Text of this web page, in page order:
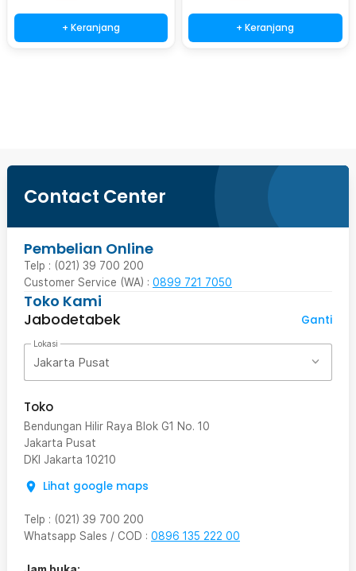
+ Keranjang + Keranjang
Contact Center
Pembelian Online
Telp : (021) 39 700 200
Customer Service (WA) : 0899 721 7050
Toko Kami
Jabodetabek
Ganti
Lokasi
Jakarta Pusat
Toko
Bendungan Hilir Raya Blok G1 No. 10
Jakarta Pusat
DKI Jakarta 10210
Lihat google maps
Telp : (021) 39 700 200
Whatsapp Sales / COD : 0896 135 222 00